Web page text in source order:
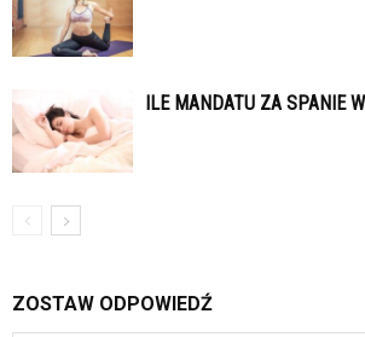
ILE MANDATU ZA SPANIE
ZOSTAW ODPOWIEDŹ